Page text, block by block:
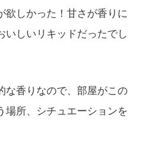
欲しかった！甘さが香りに
いしいリキッドだったでし
な香りなので、部屋がこの
場所、シチュエーションを